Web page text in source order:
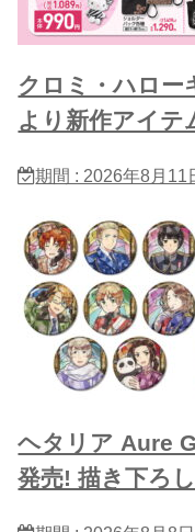
クロミ・ハロー
より新作アイテ
期間 : 2026年8月11
ヘタリア Aure
発売! 描き下ろ